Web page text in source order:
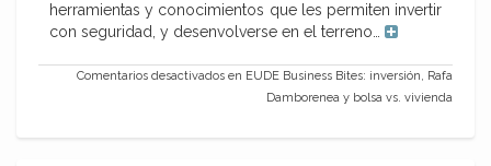
herramientas y conocimientos que les permiten invertir
con seguridad, y desenvolverse en el terreno…
Comentarios desactivados en EUDE Business Bites: inversión, Rafa
Damborenea y bolsa vs. vivienda